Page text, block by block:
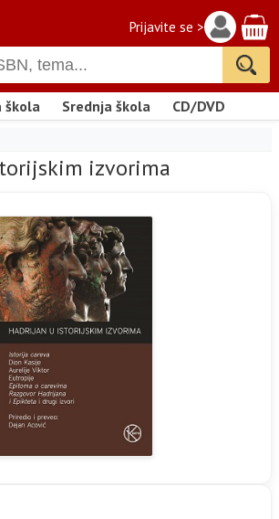
Prijavite se >
škola Srednja škola
CD/DVD
izvorima